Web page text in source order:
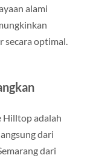
alami
optimal.
Hilltop adalah
dari
dari